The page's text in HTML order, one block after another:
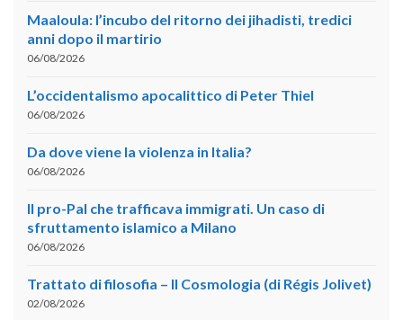
Maaloula: l’incubo del ritorno dei jihadisti, tredici
anni dopo il martirio
06/08/2026
L’occidentalismo apocalittico di Peter Thiel
06/08/2026
Da dove viene la violenza in Italia?
06/08/2026
Il pro-Pal che trafficava immigrati. Un caso di
sfruttamento islamico a Milano
06/08/2026
Trattato di filosofia – II Cosmologia (di Régis Jolivet)
02/08/2026